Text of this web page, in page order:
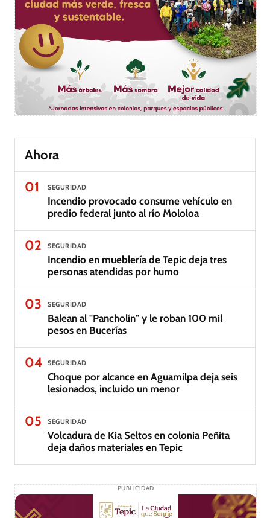
Ahora
01
SEGURIDAD
Incendio provocado consume vehículo en
predio federal junto al río Mololoa
02 SEGURIDAD
Incendio en mueblería de Tepic deja tres
personas atendidas por humo
03 SEGURIDAD
Balean al "Pancholín" y le roban 100 mil
pesos en Bucerías
04 SEGURIDAD
Choque por alcance en Aguamilpa deja seis
lesionados, incluido un menor
05 SEGURIDAD
Volcadura de Kia Seltos en colonia Peñita
deja daños materiales en Tepic
PUBLICIDAD